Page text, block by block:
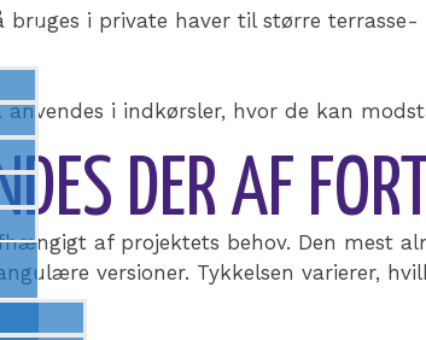
bruges i private haver til større
i indkørsler, hvor de kan
DER AF
af projektets behov. Den mest
versioner. Tykkelsen varierer,